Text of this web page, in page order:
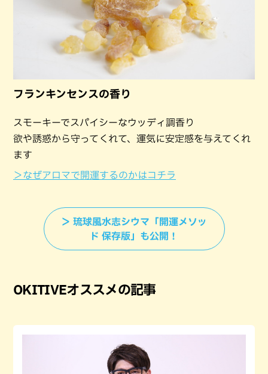
フランキンセンスの香り
スモーキーでスパイシーなウッディ調香り
欲や誘惑から守ってくれて、運気に安定感を与えてくれ
ます
＞なぜアロマで開運するのかはコチラ
＞ 琉球風水志シウマ「開運メソッ
ド 保存版」も公開！
OKITIVEオススメの記事